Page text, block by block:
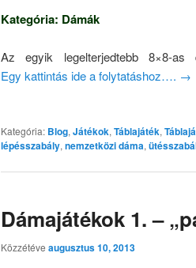
Kategória: Dámák
Az egyik legelterjedtebb 8×8-as
Egy kattintás ide a folytatáshoz…. →
Kategória: Blog, Játékok, Táblajáték,
lépésszabály, nemzetközi dáma,
Dámajátékok 1. –
Közzétéve augusztus 10, 2013